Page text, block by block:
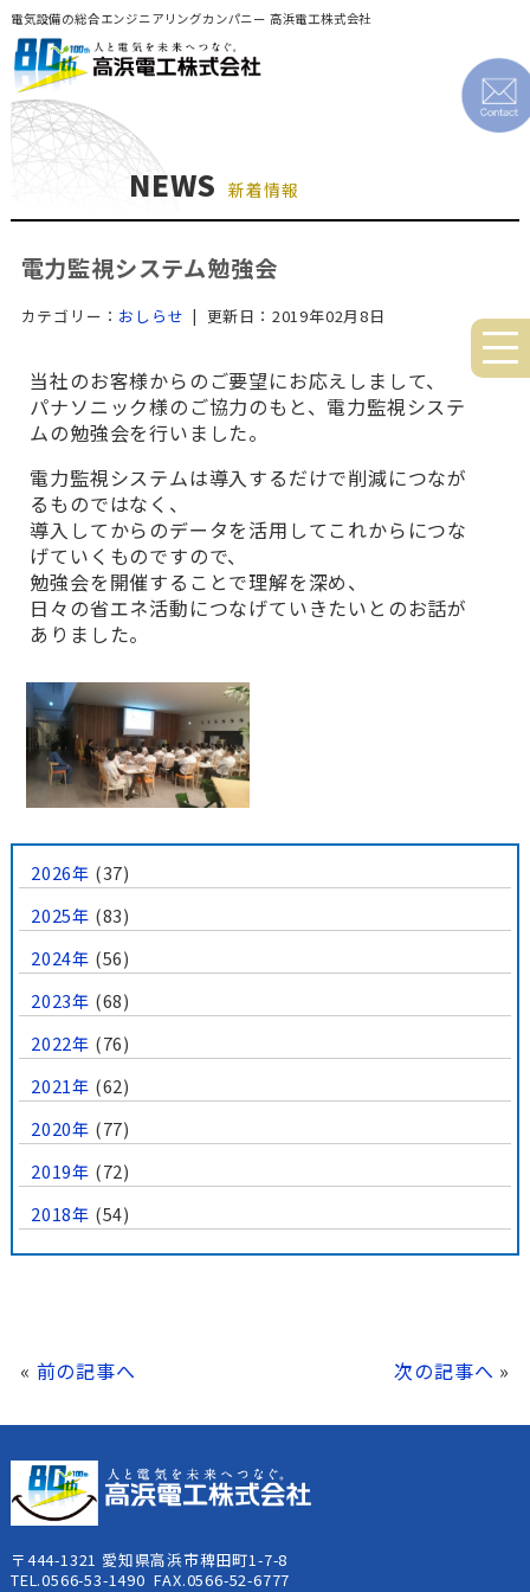
電気設備の総合エンジニアリングカンパニー 高浜電工株式会社
NEWS 新着情報
電力監視システム勉強会
カテゴリー： おしらせ | 更新日：2019年02月8日
当社のお客様からのご要望にお応えしまして、
パナソニック様のご協力のもと、電力監視システ
ムの勉強会を行いました。
電力監視システムは導入するだけで削減につなが
るものではなく、
導入してからのデータを活用してこれからにつな
げていくものですので、
勉強会を開催することで理解を深め、
日々の省エネ活動につなげていきたいとのお話が
ありました。
2026年 (37)
2025年 (83)
2024年 (56)
2023年 (68)
2022年 (76)
2021年 (62)
2020年 (77)
2019年 (72)
2018年 (54)
« 前の記事へ 次の記事へ »
〒444-1321 愛知県高浜市稗田町1-7-8
TEL.0566-53-1490 FAX.0566-52-6777